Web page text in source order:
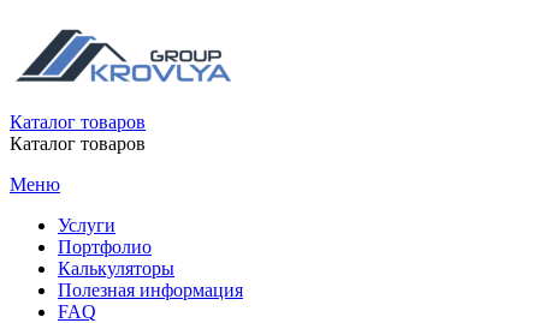
Каталог товаров
Каталог товаров
Меню
Услуги
Портфолио
Калькуляторы
Полезная информация
FAQ